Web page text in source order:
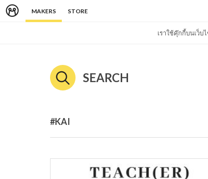
MAKERS STORE
เราใช้คุ๊กกี้บนเว็
SEARCH
#KAI